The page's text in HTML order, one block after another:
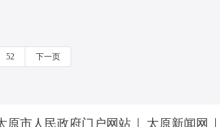
52 下一页
原市人民政府门户网站 太原新闻网